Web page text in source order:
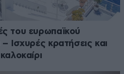
του ευρωπαϊκού
Ισχυρές κρατήσεις και